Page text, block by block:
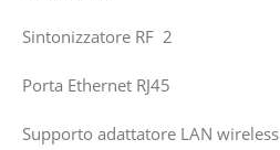
Sintonizzatore RF 2
Porta Ethernet RJ45
Supporto adattatore LAN wireless